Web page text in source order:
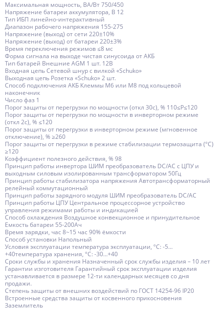
Максимальная мощность, ВА/Вт 750/450
Напряжение батареи аккумулятора, В 12
Тип ИБП линейно-интерактивный
Диапазон рабочего напряжения 155-275
Напряжение (выход) от сети 220±10%
Напряжение (выход) от батареи 220±3%
Время переключения режимов ≤8 мс
Форма сигнала на выходе чистая синусоида от АКБ
Тип батарей Внешние AGM 1 шт. 12В
Входная цепь Сетевой шнур с вилкой «Schuko»
Выходная цепь Розетка «Schuko» 2 шт.
Способ подключения АКБ Клеммы M6 или M8 под кольцевой
наконечник
Число фаз 1
Порог защиты от перегрузки по мощности (откл 30с), % 110≤Р≤120
Порог защиты от перегрузки по мощности в инверторном режиме
(откл 2с), % ≤120
Порог защиты от перегрузки в инверторном режиме (мгновенное
отключение), % ≥260
Порог защиты от перегрузки в режиме стабилизации термозащита (ºС)
≥120
Коэффициент полезного действия, % 98
Принцип работы инвертора ШИМ преобразователь DC/AC с ЦПУ и
выходным силовым изолированным трансформатором 50Гц
Принцип работы стабилизатора напряжения Автотрансформаторный
релейный коммутационный
Принцип работы зарядного модуля ШИМ преобразователь DC/AC
Принцип работы ЦПУ Центральное процессорное устройство
управления режимами работы и индикацией
Способ охлаждения Воздушное конвекционное и принудительное
Емкость батареи 55-200Ач
Время зарядки, час 8~15 час 90% ёмкости
Способ установки Напольный
Условия эксплуатации температура эксплуатации, ºС: -5…
+40температура хранения, ºС: -30…+40
Сроки службы и хранения Назначенный срок службы изделия – 10 лет
Гарантии изготовителя Гарантийный срок эксплуатации изделия
устанавливается в размере 12-ти календарных месяцев со дня
продажи.
Степень защиты от внешних воздействий по ГОСТ 14254-96 IP20
Встроенные средства защиты от косвенного прикосновения
Заземлитель